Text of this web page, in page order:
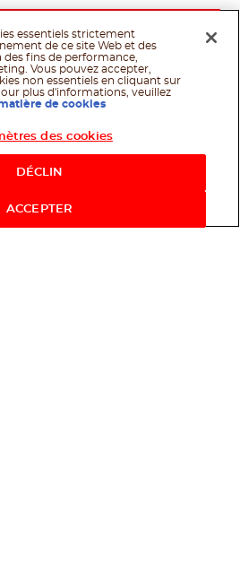
essentiels strictement
de ce site Web et des
des fins de performance,
Vous pouvez accepter,
non essentiels en cliquant sur
plus d'informations, veuillez
de cookies
des cookies
DÉCLIN
ACCEPTER